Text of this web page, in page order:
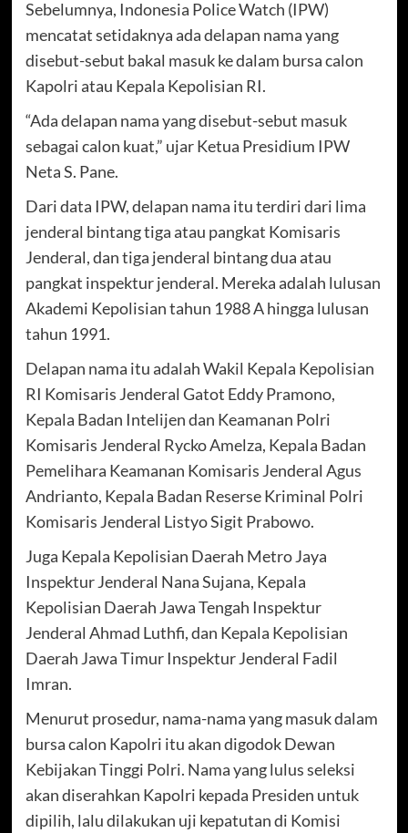
Sebelumnya, Indonesia Police Watch (IPW)
mencatat setidaknya ada delapan nama yang
disebut-sebut bakal masuk ke dalam bursa calon
Kapolri atau Kepala Kepolisian RI.
“Ada delapan nama yang disebut-sebut masuk
sebagai calon kuat,” ujar Ketua Presidium IPW
Neta S. Pane.
Dari data IPW, delapan nama itu terdiri dari lima
jenderal bintang tiga atau pangkat Komisaris
Jenderal, dan tiga jenderal bintang dua atau
pangkat inspektur jenderal. Mereka adalah lulusan
Akademi Kepolisian tahun 1988 A hingga lulusan
tahun 1991.
Delapan nama itu adalah Wakil Kepala Kepolisian
RI Komisaris Jenderal Gatot Eddy Pramono,
Kepala Badan Intelijen dan Keamanan Polri
Komisaris Jenderal Rycko Amelza, Kepala Badan
Pemelihara Keamanan Komisaris Jenderal Agus
Andrianto, Kepala Badan Reserse Kriminal Polri
Komisaris Jenderal Listyo Sigit Prabowo.
Juga Kepala Kepolisian Daerah Metro Jaya
Inspektur Jenderal Nana Sujana, Kepala
Kepolisian Daerah Jawa Tengah Inspektur
Jenderal Ahmad Luthfi, dan Kepala Kepolisian
Daerah Jawa Timur Inspektur Jenderal Fadil
Imran.
Menurut prosedur, nama-nama yang masuk dalam
bursa calon Kapolri itu akan digodok Dewan
Kebijakan Tinggi Polri. Nama yang lulus seleksi
akan diserahkan Kapolri kepada Presiden untuk
dipilih, lalu dilakukan uji kepatutan di Komisi